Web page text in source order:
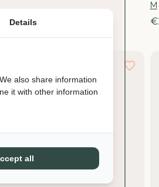
M
Details
also share information
it with other information
all